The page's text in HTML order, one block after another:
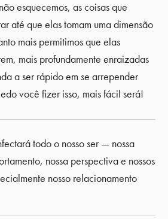
esquecemos, as coisas que
até que elas tomam uma dimensão
mais permitimos que elas
mais profundamente enraizadas
a ser rápido em se arrepender
você fizer isso, mais fácil será!
todo o nosso ser — nossa
nossa perspectiva e nossos
nosso relacionamento